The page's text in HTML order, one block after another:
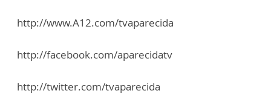
http://www.A12.com/tvaparecida
http://facebook.com/aparecidatv
http://twitter.com/tvaparecida